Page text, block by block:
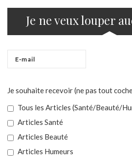
Je ne veux louper
Je souhaite recevoir (ne pas tout
Tous les Articles (Santé/Beauté/
Articles Santé
Articles Beauté
Articles Humeurs